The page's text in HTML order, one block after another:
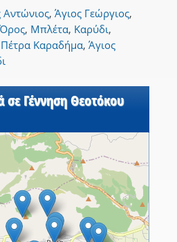
Αντώνιος, Άγιος Γεώργιος,
, Μπλέτα, Καρύδι,
Πέτρα Καραδήμα, Άγιος
σε Γέννηση Θεοτόκου